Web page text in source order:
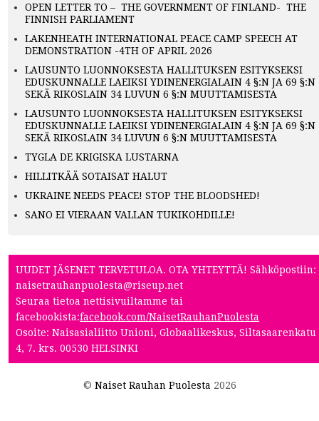
OPEN LETTER TO – THE GOVERNMENT OF FINLAND- THE
FINNISH PARLIAMENT
LAKENHEATH INTERNATIONAL PEACE CAMP SPEECH AT
DEMONSTRATION -4TH OF APRIL 2026
LAUSUNTO LUONNOKSESTA HALLITUKSEN ESITYKSEKSI
EDUSKUNNALLE LAEIKSI YDINENERGIALAIN 4 §:N JA 69 §:N
SEKÄ RIKOSLAIN 34 LUVUN 6 §:N MUUTTAMISESTA
LAUSUNTO LUONNOKSESTA HALLITUKSEN ESITYKSEKSI
EDUSKUNNALLE LAEIKSI YDINENERGIALAIN 4 §:N JA 69 §:N
SEKÄ RIKOSLAIN 34 LUVUN 6 §:N MUUTTAMISESTA
TYGLA DE KRIGISKA LUSTARNA
HILLITKÄÄ SOTAISAT HALUT
UKRAINE NEEDS PEACE! STOP THE BLOODSHED!
SANO EI VIERAAN VALLAN TUKIKOHDILLE!
UUDET JÄSENET TERVETULOA. OTA YHTEYTTÄ! Sähköpostiin:
naisetrauhanpuolesta@riseup.net
Seuraa tietoa nettisivuiltamme tai
facebookista:facebook.com/NaisetRauhanPuolesta
Osoite: Naisasialiitto Unioni, Globaalikeskus, Siltasaarenkatu
4, 7. krs. 00530 HELSINKI
© Naiset Rauhan Puolesta 2026